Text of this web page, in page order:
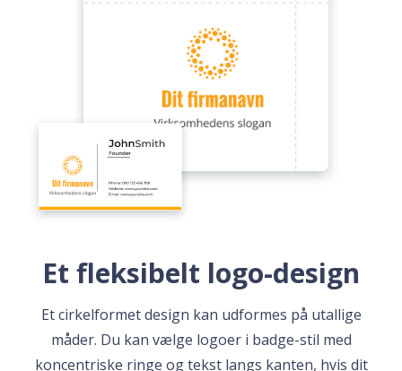
Et fleksibelt logo-design
Et cirkelformet design kan udformes på utallige
måder. Du kan vælge logoer i badge-stil med
koncentriske ringe og tekst langs kanten, hvis dit